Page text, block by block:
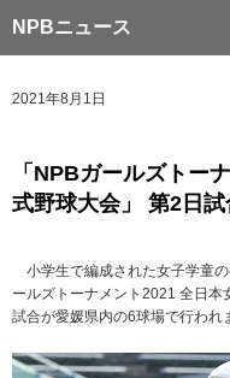
NPBニュース
2021年8月1日
「NPBガールズトー
式野球大会」 第2日
小学生で編成された女子学童
ールズトーナメント2021 全日
試合が愛媛県内の6球場で行われ